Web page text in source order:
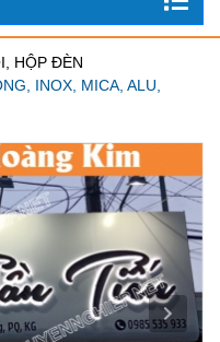
HỘP ĐÈN
INOX, MICA, ALU,